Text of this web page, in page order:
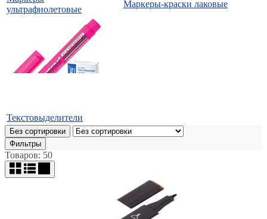
ультрафиолетовые
Маркеры-краски лаковые
Текстовыделители
Без сортировки
Фильтры
Товаров: 50